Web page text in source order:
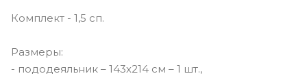
Комплект - 1,5 сп.
Размеры:
- пододеяльник – 143х214 см – 1 шт.,